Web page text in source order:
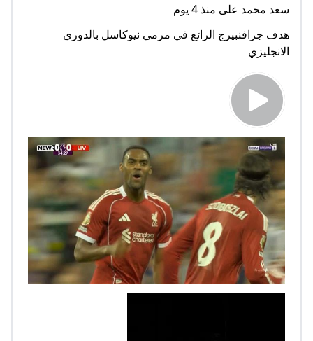
سعد محمد على منذ 4 يوم
هدف جرافنبيرج الرائع في مرمي نيوكاسل بالدوري
الانجليزي